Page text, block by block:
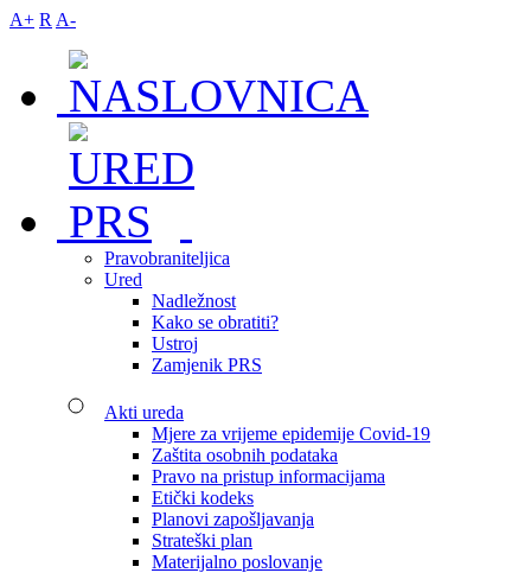
A+ R A-
Pravobraniteljica
Ured
Nadležnost
Kako se obratiti?
Ustroj
Zamjenik PRS
Akti ureda
Mjere za vrijeme epidemije Covid-19
Zaštita osobnih podataka
Pravo na pristup informacijama
Etički kodeks
Planovi zapošljavanja
Strateški plan
Materijalno poslovanje